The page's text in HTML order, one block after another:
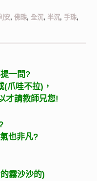
安, 佛珠, 全沉, 半沉, 手珠,
一問?
爪哇不拉)，
才請教師兄您!
也非凡?
霧沙沙的)